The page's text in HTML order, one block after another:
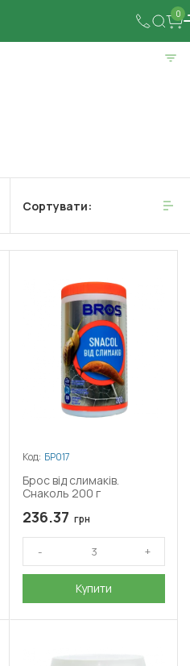
0
Сортувати:
Код: БР017
Брос від слимаків.
Снаколь 200 г
236.37 грн
Купити